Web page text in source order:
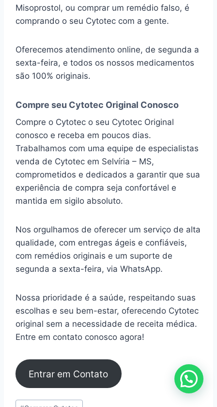
Misoprostol, ou comprar um remédio falso, é
comprando o seu Cytotec com a gente.
Oferecemos atendimento online, de segunda a
sexta-feira, e todos os nossos medicamentos
são 100% originais.
Compre seu Cytotec Original Conosco
Compre o Cytotec o seu Cytotec Original
conosco e receba em poucos dias.
Trabalhamos com uma equipe de especialistas
venda de Cytotec em Selvíria – MS,
comprometidos e dedicados a garantir que sua
experiência de compra seja confortável e
mantida em sigilo absoluto.
Nos orgulhamos de oferecer um serviço de alta
qualidade, com entregas ágeis e confiáveis,
com remédios originais e um suporte de
segunda a sexta-feira, via WhatsApp.
Nossa prioridade é a saúde, respeitando suas
escolhas e seu bem-estar, oferecendo Cytotec
original sem a necessidade de receita médica.
Entre em contato conosco agora!
Entrar em Contato
Tags